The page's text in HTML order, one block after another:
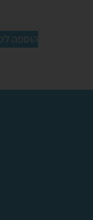
הוספה